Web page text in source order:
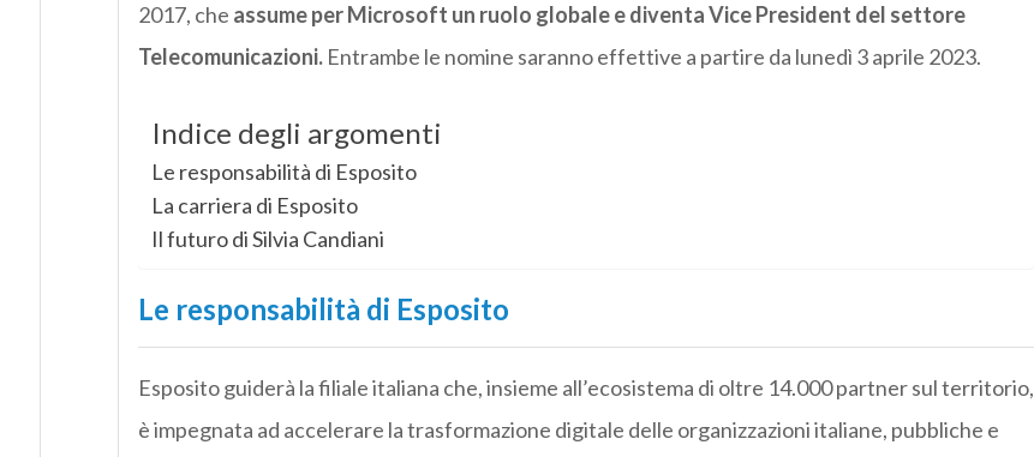
2017, che assume per Microsoft un ruolo globale e diventa Vice President del settore
Telecomunicazioni.Entrambe le nomine saranno effettive a partire da lunedì 3 aprile 2023.
Indice degli argomenti
Le responsabilità di Esposito
La carriera di Esposito
Il futuro di Silvia Candiani
Le responsabilità di Esposito
Esposito guiderà la filiale italiana che, insieme all’ecosistema di oltre 14.000 partner sul territorio,
è impegnata ad accelerare la trasformazione digitale delle organizzazioni italiane, pubbliche e